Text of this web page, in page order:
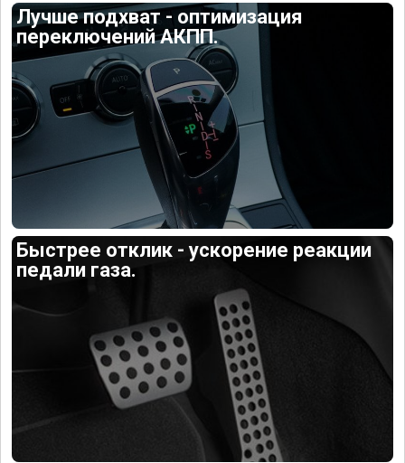
Лучше подхват - оптимизация
переключений АКПП.
Быстрее отклик - ускорение реакции
педали газа.